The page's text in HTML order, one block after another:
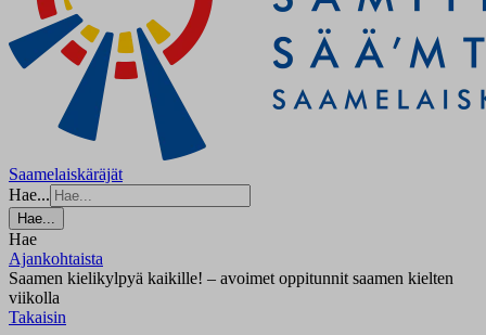
Saamelaiskäräjät
Hae...
Hae...
Hae
Ajankohtaista
Saamen kielikylpyä kaikille! – avoimet oppitunnit saamen kielten
viikolla
Takaisin